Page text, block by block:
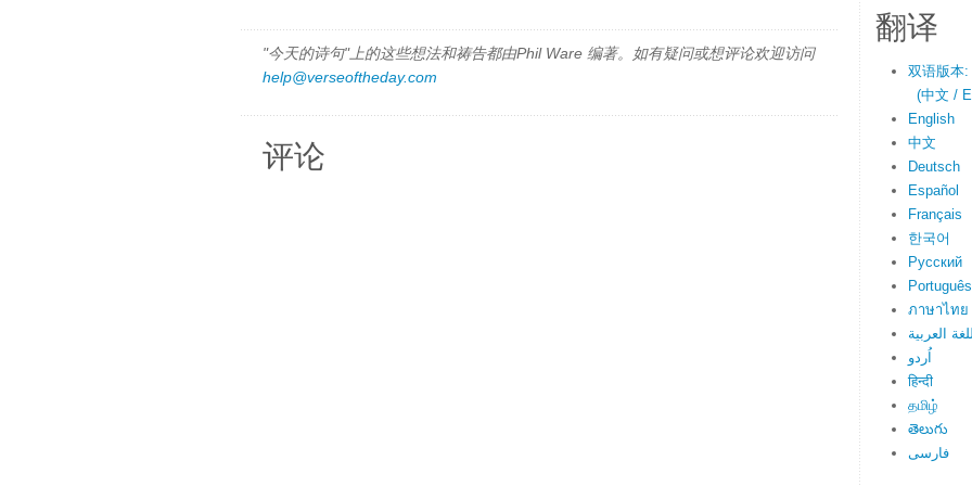
"今天的诗句"上的这些想法和祷告都由Phil Ware 编著。如有疑问或想评论欢迎访问
help@verseoftheday.com
评论
翻译
双语版本:
(中文 /
English
中文
Deutsch
Español
Français
한국어
Русский
Português
ภาษาไทย
العربية
اُردو
हिन्दी
தமிழ்
తెలుగు
فارسی